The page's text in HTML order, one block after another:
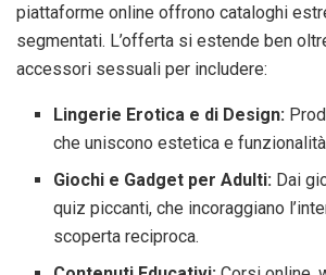
piattaforme online offrono cataloghi
segmentati. L’offerta si estende ben
accessori sessuali per includere:
Lingerie Erotica e di Design:
che uniscono estetica e
Giochi e Gadget per Adulti: Dai
quiz piccanti, che incoraggiano
scoperta reciproca.